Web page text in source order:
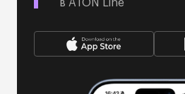
в ATON Line